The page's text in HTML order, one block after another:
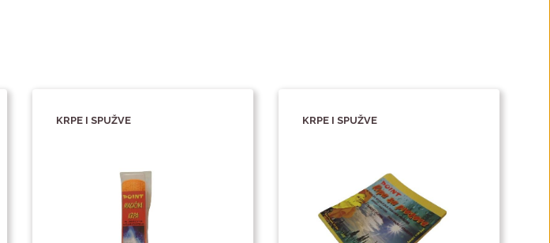
KRPE I SPUŽVE KRPE I SPUŽVE